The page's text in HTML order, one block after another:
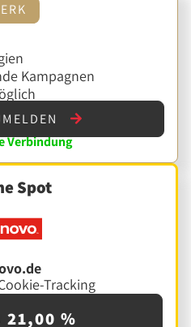
Kampagnen
Verbindung
Spot
Tracking
21,00 %